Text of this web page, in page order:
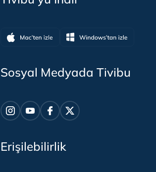
Sosyal Medyada Tivibu
Erişilebilirlik